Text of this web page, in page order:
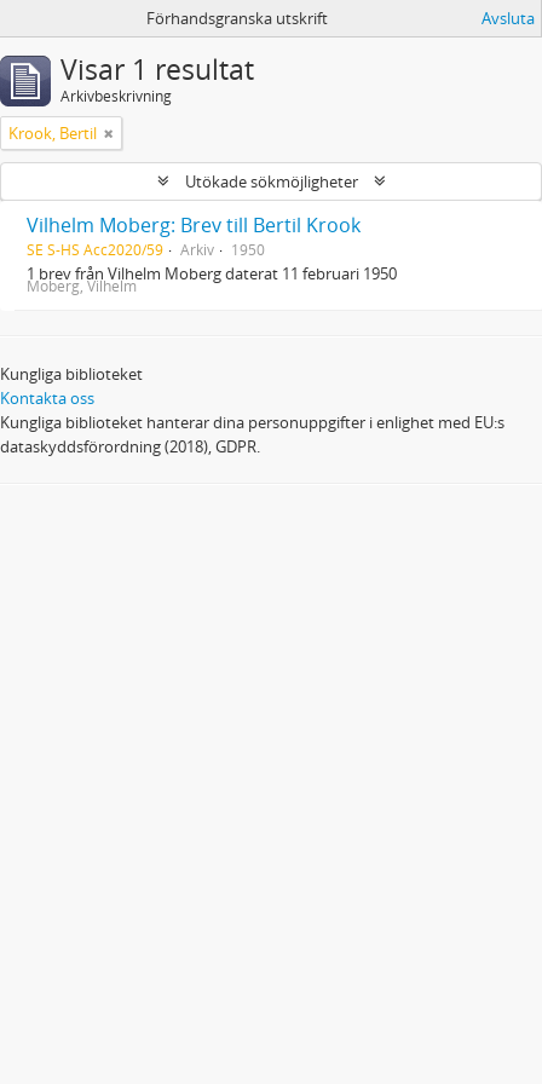
Förhandsgranska utskrift Avsluta
Visar 1 resultat
Arkivbeskrivning
Krook, Bertil
Utökade sökmöjligheter
Vilhelm Moberg: Brev till Bertil Krook
SE S-HS Acc2020/59 Arkiv 1950
1 brev från Vilhelm Moberg daterat 11 februari 1950
Moberg, Vilhelm
Kungliga biblioteket
Kontakta oss
Kungliga biblioteket hanterar dina personuppgifter i enlighet med EU:s
dataskyddsförordning (2018), GDPR.